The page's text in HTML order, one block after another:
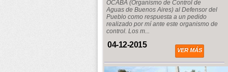
OCABA (Organismo de Control de
Aguas de Buenos Aires) al Defensor del
Pueblo como respuesta a un pedido
realizado por mí ante este organismo de
control. Los m...
04-12-2015
VER MÁS